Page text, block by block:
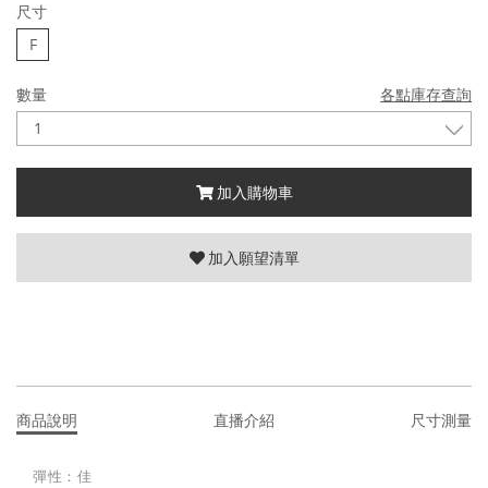
尺寸
F
數量 各點庫存查詢
加入購物車
加入願望清單
商品說明 直播介紹 尺寸測量
彈性：佳